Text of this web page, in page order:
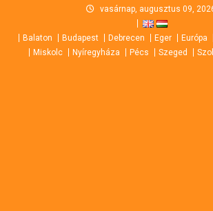
content
vasárnap, augusztus 09,
Balaton Budapest Debrecen Eger Európa
Miskolc
Nyíregyháza Pécs Szeged